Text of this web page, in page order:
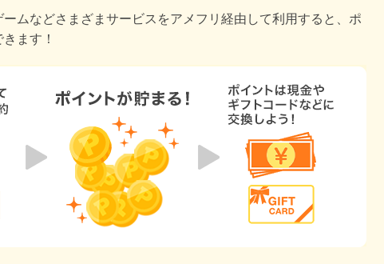
ムなどさまざまサービスをアメフリ経由して利用すると、ポ
ます！